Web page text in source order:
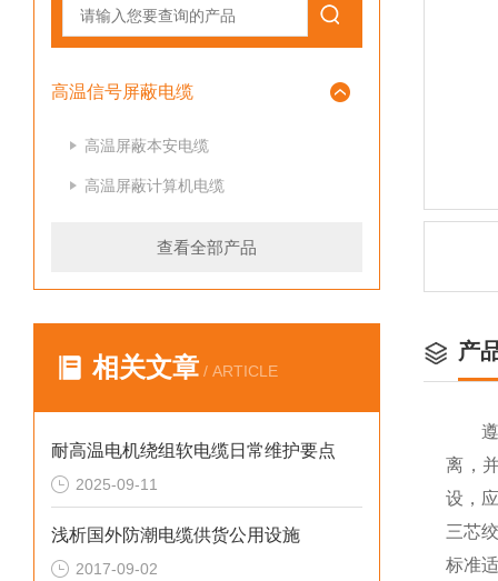
高温信号屏蔽电缆
高温屏蔽本安电缆
高温屏蔽计算机电缆
查看全部产品
相关文章 / ARTICLE
耐高温电机绕组软电缆日常维护要点
2025-09-11
浅析国外防潮电缆供货公用设施
2017-09-02
产
遵守
离，
设，
三芯
标准